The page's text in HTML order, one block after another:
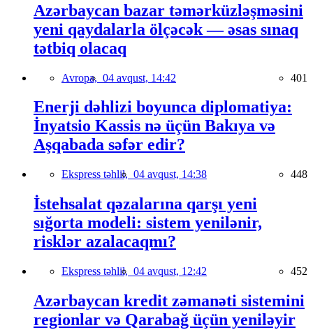
Azərbaycan bazar təmərküzləşməsini
yeni qaydalarla ölçəcək — əsas sınaq
tətbiq olacaq
Avropa, 04 avqust, 14:42 401
Enerji dəhlizi boyunca diplomatiya:
İnyatsio Kassis nə üçün Bakıya və
Aşqabada səfər edir?
Ekspress təhlil, 04 avqust, 14:38 448
İstehsalat qəzalarına qarşı yeni
sığorta modeli: sistem yenilənir,
risklər azalacaqmı?
Ekspress təhlil, 04 avqust, 12:42 452
Azərbaycan kredit zəmanəti sistemini
regionlar və Qarabağ üçün yeniləyir